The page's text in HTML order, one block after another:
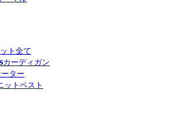
ト全て
カーディガン
ーター
ットベスト